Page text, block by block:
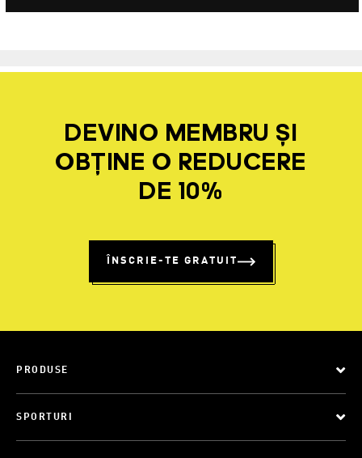
DEVINO MEMBRU ȘI
OBȚINE O REDUCERE
DE 10%
ÎNSCRIE-TE GRATUIT
PRODUSE
SPORTURI